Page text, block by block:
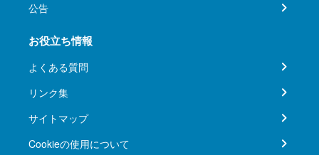
公告
お役立ち情報
よくある質問
リンク集
サイトマップ
Cookieの使用について